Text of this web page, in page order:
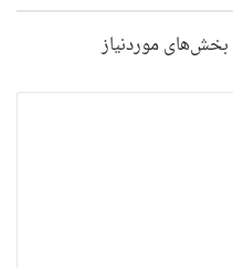
بخش‌های موردنیاز